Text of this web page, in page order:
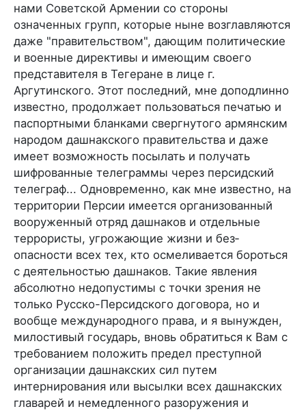
нами Советской Армении со стороны
означенных групп, которые ныне возглавляются
даже "правительством", дающим политические
и военные ди­рективы и имеющим своего
представителя в Тегеране в лице г.
Аргутинского. Этот последний, мне доподлинно
известно, продолжает пользоваться печатью и
паспортными бланками свергнутого армянским
народом дашнакского правительства и даже
имеет возможность посылать и получать
шифрован­ные телеграммы через персидский
телеграф... Одновременно, как мне известно, на
терри­тории Персии имеется организованный
вооруженный отряд дашнаков и отдельные
террористы, угрожающие жизни и без­
опасности всех тех, кто осмеливается бороться
с деятельностью дашнаков. Такие явления
абсолютно недопустимы с точки зрения не
только Русско-Персидского договора, но и
вообще между­народного права, и я вынужден,
милостивый государь, вновь обратиться к Вам с
требованием положить предел преступной
организации дашнакских сил путем
интернирования или вы­сылки всех дашнакских
главарей и немедленного разоруже­ния и